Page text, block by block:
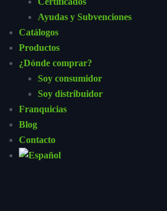
Ayudas y Subvenciones
Catálogos
Productos
¿Dónde comprar?
Soy consumidor
Soy distribuidor
Franquicias
Blog
Contacto